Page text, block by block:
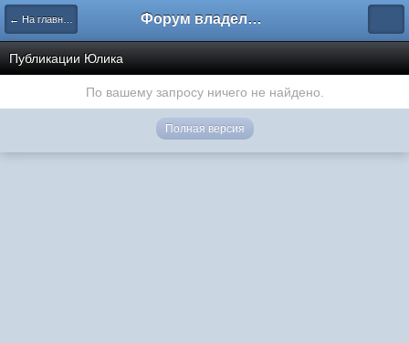
← На главную Форум владельцев интернет-магазинов
Публикации Юлика
По вашему запросу ничего не найдено.
Полная версия